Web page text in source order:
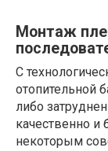
Монтаж
С
отопительной
либо
качественно и
некоторым